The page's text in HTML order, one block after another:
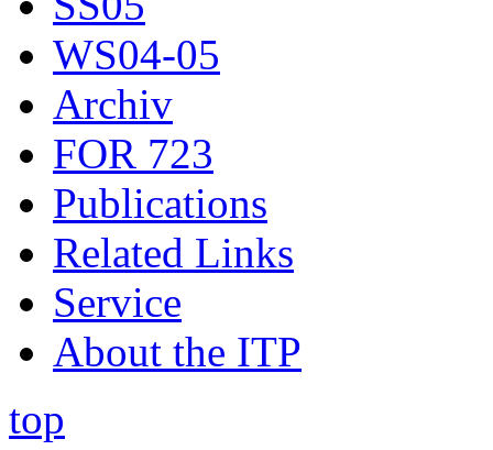
WS04-05
Archiv
FOR 723
Publications
Related Links
Service
About the ITP
top